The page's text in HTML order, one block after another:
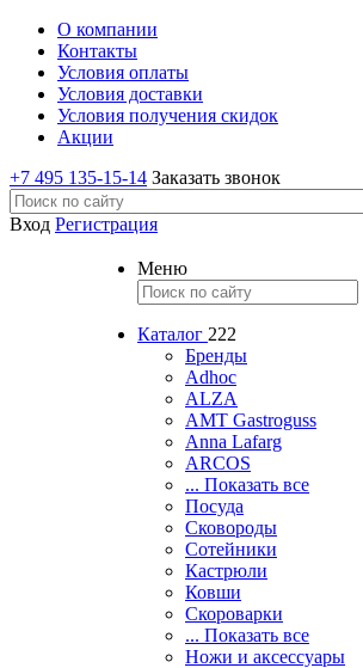
О компании
Контакты
Условия оплаты
Условия доставки
Условия получения скидок
Акции
+7 495 135-15-14 Заказать звонок
Вход Регистрация
Меню
Каталог 222
Бренды
Adhoc
ALZA
AMT Gastroguss
Anna Lafarg
ARCOS
... Показать все
Посуда
Сковороды
Сотейники
Кастрюли
Ковши
Скороварки
... Показать все
Ножи и аксессуары